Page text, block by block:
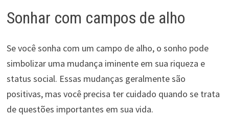
Sonhar com campos de alho
Se você sonha com um campo de alho, o sonho pode
simbolizar uma mudança iminente em sua riqueza e
status social. Essas mudanças geralmente são
positivas, mas você precisa ter cuidado quando se trata
de questões importantes em sua vida.